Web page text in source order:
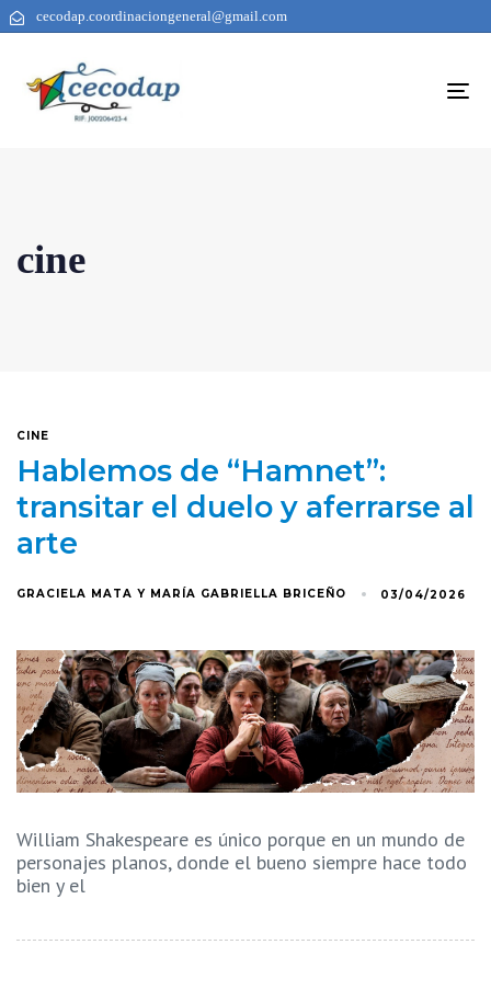
cecodap.coordinaciongeneral@gmail.com
cine
CINE
Hablemos de “Hamnet”:
transitar el duelo y aferrarse al
arte
GRACIELA MATA Y MARÍA GABRIELLA BRICEÑO 03/04/2026
William Shakespeare es único porque en un mundo de
personajes planos, donde el bueno siempre hace todo
bien y el